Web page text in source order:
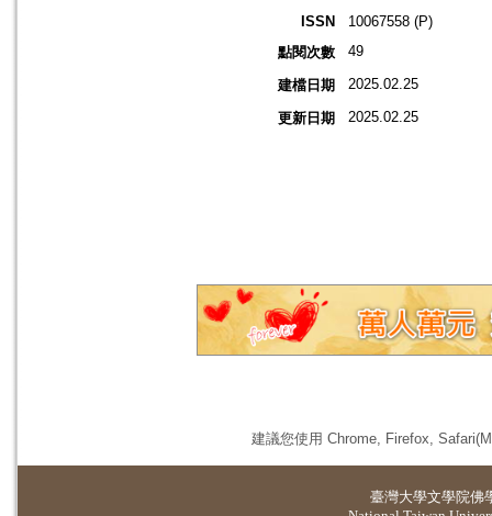
ISSN
10067558 (P)
點閱次數
49
建檔日期 2025.02.25
更新日期 2025.02.25
建議您使用 Chrome, Firefox,
臺灣大學文學院佛